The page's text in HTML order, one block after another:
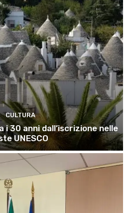
CULTURA
i 30 anni dall’iscrizione nelle
UNESCO